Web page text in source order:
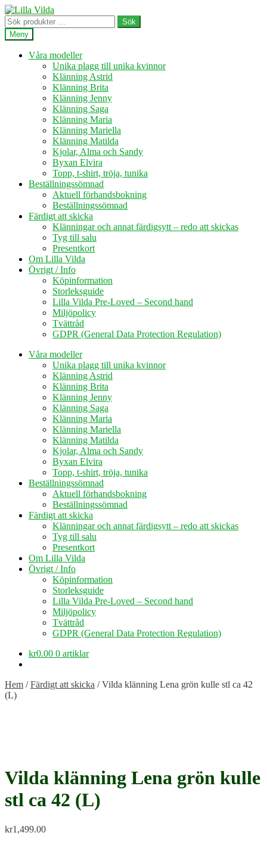
Hoppa
till
navigering
Hoppa
till
innehåll
Sök
efter:
Sök
Meny
Våra modeller
Unika plagg till unika kvinnor
Klänning Astrid
Klänning Brita
Klänning Jenny
Klänning Saga
Klänning Maria
Klänning Mariella
Klänning Matilda
Kjolar, Alma och Sandy
Byxan Elvira
Topp, t-shirt, tröja, tunika
Beställningssömnad
Aktuell förhandsbokning
Beställningssömnad
Färdigt att skicka
Klänningar och annat färdigsytt – redo att skickas
Tyg till salu
Presentkort
Om Lilla Vilda
Övrigt / Info
Köpinformation
Storleksguide
Lilla Vilda Pre-Loved – Second hand
Miljöpolicy
Tvättråd
GDPR (General Data Protection Regulation)
Våra modeller
Unika plagg till unika kvinnor
Klänning Astrid
Klänning Brita
Klänning Jenny
Klänning Saga
Klänning Maria
Klänning Mariella
Klänning Matilda
Kjolar, Alma och Sandy
Byxan Elvira
Topp, t-shirt, tröja, tunika
Beställningssömnad
Aktuell förhandsbokning
Beställningssömnad
Färdigt att skicka
Klänningar och annat färdigsytt – redo att skickas
Tyg till salu
Presentkort
Om Lilla Vilda
Övrigt / Info
Köpinformation
Storleksguide
Lilla Vilda Pre-Loved – Second hand
Miljöpolicy
Tvättråd
GDPR (General Data Protection Regulation)
kr0.00 0 artiklar
Hem /Färdigt att skicka /Vilda klänning Lena grön kulle stl ca 42
(L)
Vilda klänning Lena grön kulle
stl ca 42 (L)
kr1,499.00